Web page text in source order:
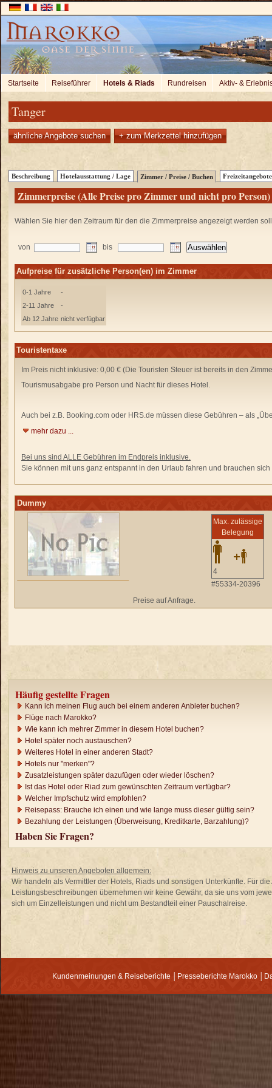
Startseite Reiseführer Hotels & Riads Rundreisen Aktiv- &
Tanger
ähnliche Angebote suchen + zum Merkzettel hinzufügen
Beschreibung Hotelausstattung / Lage Zimmer / Preise / Buchen Freizeitangebote
Zimmerpreise (Alle Preise pro Zimmer und nicht pro Person)
Wählen Sie hier den Zeitraum für den die Zimmerpreise angezeigt werden
von bis
Aufpreise für zusätzliche Person(en) im Zimmer
0-1 Jahre
-
2-11 Jahre
-
Ab 12 Jahre nicht verfügbar
Touristentaxe
Im Preis nicht inklusive: 0,00 € (Die Touristen Steuer ist bereits in den
Tourismusabgabe pro Person und Nacht für dieses Hotel.
Auch bei z.B. Booking.com oder HRS.de müssen diese Gebühren – als
mehr dazu ...
Bei uns sind ALLE Gebühren im Endpreis inklusive.
Sie können mit uns ganz entspannt in den Urlaub fahren und brauchen
Dummy
Max. zulässige
Belegung
4
#55334-20396
Preise auf Anfrage.
Häufig gestellte Fragen
Kann ich meinen Flug auch bei einem anderen Anbieter buchen?
Flüge nach Marokko?
Wie kann ich mehrer Zimmer in diesem Hotel buchen?
Hotel später noch austauschen?
Weiteres Hotel in einer anderen Stadt?
Hotels nur "merken"?
Zusatzleistungen später dazufügen oder wieder löschen?
Ist das Hotel oder Riad zum gewünschten Zeitraum verfügbar?
Welcher Impfschutz wird empfohlen?
Reisepass: Brauche ich einen und wie lange muss dieser gültig sein?
Bezahlung der Leistungen (Überweisung, Kreditkarte, Barzahlung)?
Haben Sie Fragen?
Hinweis zu unseren Angeboten allgemein:
Wir handeln als Vermittler der Hotels, Riads und sonstigen Unterkünfte. Für
Leistungsbeschreibungen übernehmen wir keine Gewähr, da sie uns vom
sich um Einzelleistungen und nicht um Bestandteil einer Pauschalreise.
Kundenmeinungen & Reiseberichte Presseberichte Marokko